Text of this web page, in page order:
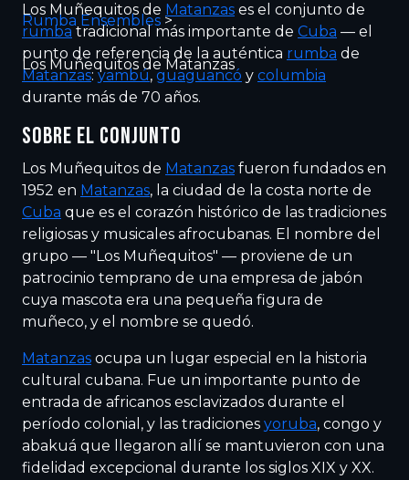
Rumba Ensembles >
Los Muñequitos de Matanzas
Los Muñequitos de Matanzas es el conjunto de
rumbatradicional más importante de Cuba — el
punto de referencia de la auténtica rumba de
Matanzas:yambú,guaguancó y columbia
durante más de 70 años.
SOBRE EL CONJUNTO
Los Muñequitos de Matanzas fueron fundados en
1952 en Matanzas, la ciudad de la costa norte de
Cuba que es el corazón histórico de las tradiciones
religiosas y musicales afrocubanas. El nombre del
grupo — "Los Muñequitos" — proviene de un
patrocinio temprano de una empresa de jabón
cuya mascota era una pequeña figura de
muñeco, y el nombre se quedó.
Matanzas ocupa un lugar especial en la historia
cultural cubana. Fue un importante punto de
entrada de africanos esclavizados durante el
período colonial, y las tradiciones yoruba, congo y
abakuá que llegaron allí se mantuvieron con una
fidelidad excepcional durante los siglos XIX y XX.